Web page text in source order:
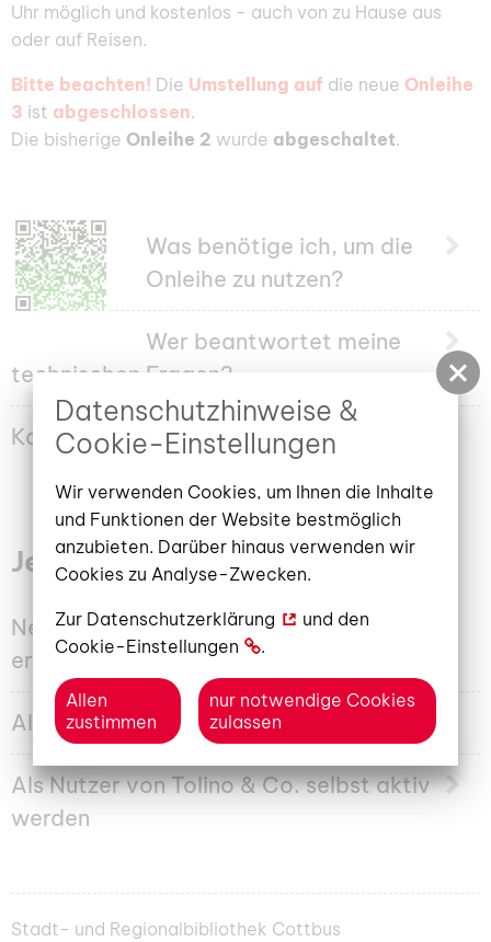
Uhr möglich und kostenlos - auch von zu Hause aus
oder auf Reisen.
Bitte beachten! Die Umstellung auf die neue Onleihe
3 ist abgeschlossen.
Die bisherige Onleihe 2 wurde abgeschaltet.
Was benötige ich, um die
Onleihe zu nutzen?
Wer beantwortet meine
technischen Fragen?
Kann ich eBook-Reader ausleihen?
Jetzt NEU:Onleihe 3
Neue Funktionen. Was wir für Sie
erledigen.
Als App-Nutzer selbst aktiv werden
Als Nutzer von Tolino & Co. selbst aktiv
werden
Stadt- und Regionalbibliothek Cottbus
Datenschutzhinweise &
Cookie-Einstellungen
Wir verwenden Cookies, um Ihnen die Inhalte
und Funktionen der Website bestmöglich
anzubieten. Darüber hinaus verwenden wir
Cookies zu Analyse-Zwecken.
Zur Datenschutzerklärung
und den
Cookie-Einstellungen
.
Allen
zustimmen
nur notwendige Cookies
zulassen